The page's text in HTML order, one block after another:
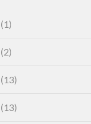
(1)
(2)
(13)
(13)